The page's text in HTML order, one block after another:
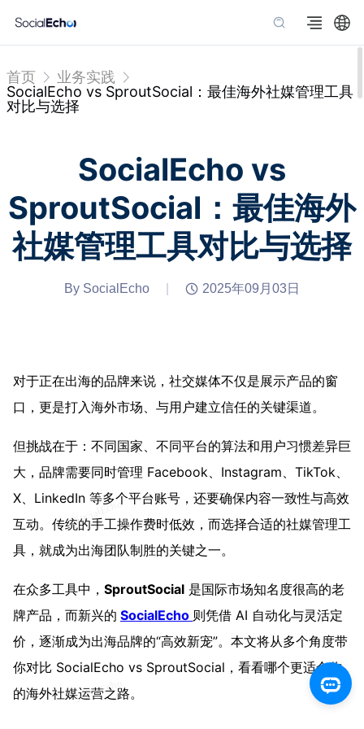
首页
业务实践
SocialEcho vs SproutSocial：最佳海外社媒管理工具
对比与选择
SocialEcho vs
SproutSocial：最佳海外
社媒管理工具对比与选择
By SocialEcho 2025年09月03日
对于正在出海的品牌来说，社交媒体不仅是展示产品的窗
口，更是打入海外市场、与用户建立信任的关键渠道。
但挑战在于：不同国家、不同平台的算法和用户习惯差异巨
大，品牌需要同时管理 Facebook、Instagram、TikTok、
X、LinkedIn 等多个平台账号，还要确保内容一致性与高效
互动。传统的手工操作费时低效，而选择合适的社媒管理工
具，就成为出海团队制胜的关键之一。
在众多工具中， SproutSocial 是国际市场知名度很高的老
牌产品，而新兴的 SocialEcho 则凭借 AI 自动化与灵活定
价，逐渐成为出海品牌的“高效新宠”。本文将从多个角度带
你对比 SocialEcho vs SproutSocial ，看看哪个更适合你
的海外社媒运营之路。